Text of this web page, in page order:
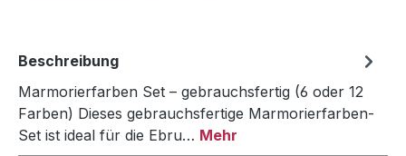
Beschreibung
Marmorierfarben Set – gebrauchsfertig (6 oder 12
Farben) Dieses gebrauchsfertige Marmorierfarben-
Set ist ideal für die Ebru… Mehr